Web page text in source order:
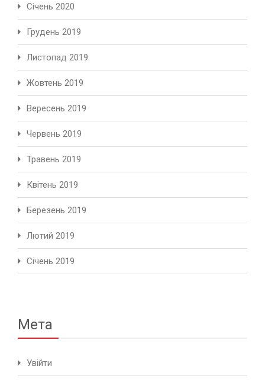
Січень 2020
Грудень 2019
Листопад 2019
Жовтень 2019
Вересень 2019
Червень 2019
Травень 2019
Квітень 2019
Березень 2019
Лютий 2019
Січень 2019
Мета
Увійти